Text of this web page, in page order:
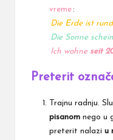
vreme :
Die Erde ist
Die Sonne
Ich wohne seit
Preterit
Trajnu radnju.
pisanom nego u
preterit nalazi u